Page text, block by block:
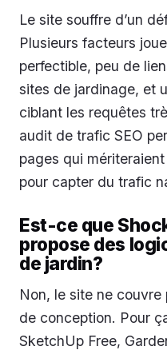
Le site souffre d’un
Plusieurs facteurs
perfectible, peu de
sites de jardinage, et
ciblant les requêtes
audit de trafic SEO
pages qui
pour capter du trafic
Est-ce que
propose des
de jardin?
Non, le site ne couvre
de conception. Pour
SketchUp Free,